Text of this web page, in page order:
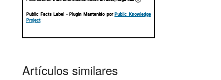
Public Facts Label - Plugin Mantenido porPublic Knowledge
Project
Artículos similares